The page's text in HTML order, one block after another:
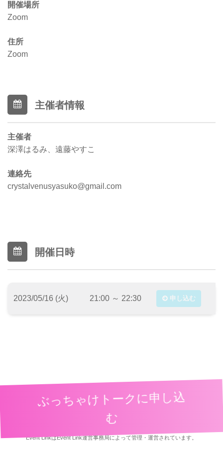
開催場所
Zoom
住所
Zoom
主催者情報
主催者
深澤はるみ、遠藤やすこ
連絡先
crystalvenusyasuko@gmail.com
開催日時
2023/05/16 (火) 21:00 ～ 22:30 申し込む
む
イベント主催者規約
Event LinkはEvent Link運営事務局によって管理・運営されています。